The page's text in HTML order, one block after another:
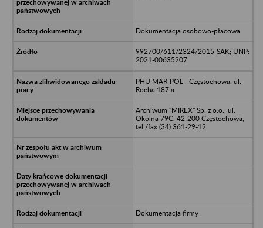
Dokumentacja osobowo-płacowa
992700/611/2324/2015-SAK; UNP:
2021-00635207
PHU MAR-POL - Częstochowa, ul.
Rocha 187 a
Archiwum "MIREX" Sp. z o.o., ul.
Okólna 79C, 42-200 Częstochowa,
tel./fax (34) 361-29-12
Dokumentacja firmy